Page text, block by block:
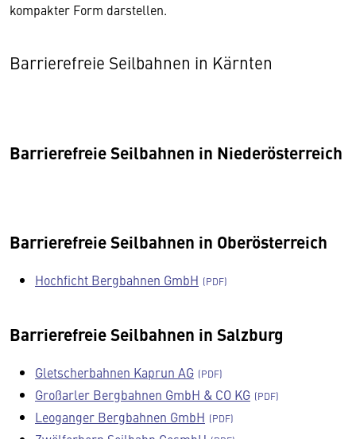
kompakter Form darstellen.
Barrierefreie Seilbahnen in Kärnten
Barrierefreie Seilbahnen in Niederösterreich
Barrierefreie Seilbahnen in Oberösterreich
Hochficht Bergbahnen GmbH
Barrierefreie Seilbahnen in Salzburg
Gletscherbahnen Kaprun AG
Großarler Bergbahnen GmbH & CO KG
Leoganger Bergbahnen GmbH